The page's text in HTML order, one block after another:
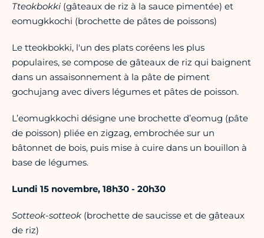
Tteokbokki (gâteaux de riz à la sauce pimentée) et
eomugkkochi (brochette de pâtes de poissons)
Le tteokbokki, l'un des plats coréens les plus
populaires, se compose de gâteaux de riz qui baignent
dans un assaisonnement à la pâte de piment
gochujang avec divers légumes et pâtes de poisson.
L’eomugkkochi désigne une brochette d’eomug (pâte
de poisson) pliée en zigzag, embrochée sur un
bâtonnet de bois, puis mise à cuire dans un bouillon à
base de légumes.
Lundi 15 novembre, 18h30 - 20h30
Sotteok-sotteok (brochette de saucisse et de gâteaux
de riz)